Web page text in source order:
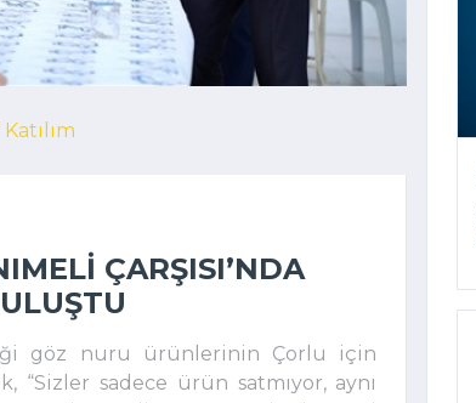
ÇARŞISI’NDA
göz nuru ürünlerinin Çorlu için
“Sizler sadece ürün satmıyor, aynı